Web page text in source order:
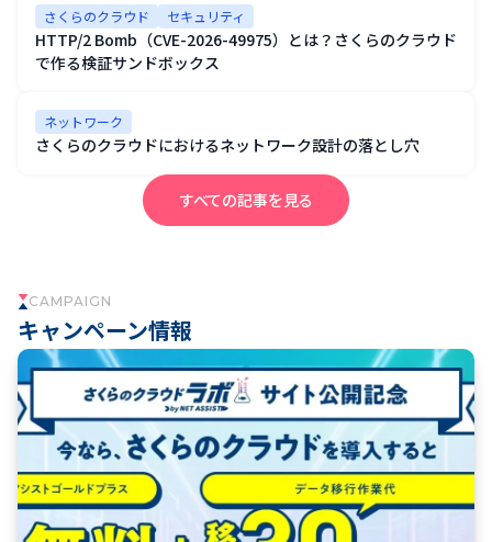
さくらのクラウド セキュリティ
HTTP/2 Bomb（CVE-2026-49975）とは？さくらのクラウド
で作る検証サンドボックス
ネットワーク
さくらのクラウドにおけるネットワーク設計の落とし穴
すべての記事を見る
CAMPAIGN
キャンペーン情報